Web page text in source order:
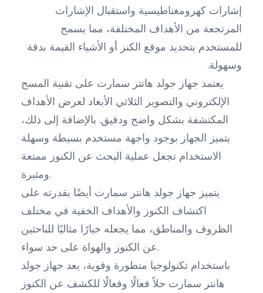
إشارات كهرومغناطيسية واستقبال الإشارات
المرتجعة من الأهداف المختلفة، مما يسمح
للمستخدم بتحديد موقع الكنز أو الأشياء القيمة بدقة
وسهولة.
يعتمد جهاز جولد هانتر سمارت على تقنية المسح
الإلكتروني والتصوير الثلاثي الأبعاد لعرض الأهداف
المكتشفة بشكل واضح ودقيق. بالإضافة إلى ذلك،
يتميز الجهاز بوجود واجهة مستخدم بسيطة وسهلة
الاستخدام تجعل عملية البحث عن الكنوز ممتعة
ومثيرة.
يتميز جهاز جولد هانتر سمارت أيضًا بقدرته على
اكتشاف الكنوز والأهداف الخفية في مختلف
الظروف والمناطق، مما يجعله خيارًا مثاليًا للباحثين
عن الكنوز والهواة على حد سواء.
باستخدام تكنولوجيا متطورة وقوية، يعد جهاز جولد
هانتر سمارت حلاً فعالًا وفعالًا للكشف عن الكنوز